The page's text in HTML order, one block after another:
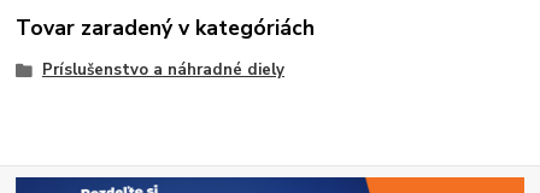
Tovar zaradený v kategóriách
Príslušenstvo a náhradné diely